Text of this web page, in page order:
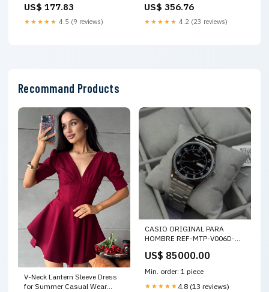
US$ 177.83
★★★★★ 4.5 (9 reviews)
SmartTv
US$ 356.76
★★★★★ 4.2 (23 reviews)
Recommand Products
V-Neck Lantern Sleeve Dress
for Summer Casual Wear
CASIO ORIGINAL PARA
HOMBRE REF-MTP-V006D-
US$ 85000.00
Min. order: 1 piece
★★★★★ 4.8 (13 reviews)